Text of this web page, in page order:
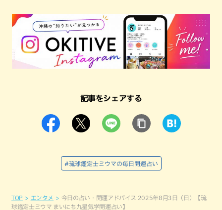
記事をシェアする
#琉球鑑定士ミウマの毎日開運占い
TOP エンタメ
今日の占い・開運アドバイス 2025年8月3日（日）【琉
球鑑定士ミウマ まいにち九星気学開運占い】